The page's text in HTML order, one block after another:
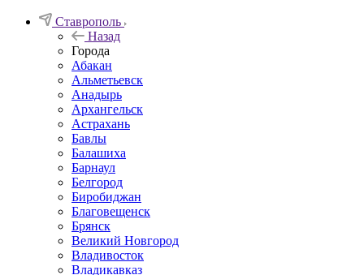
Ставрополь
Назад
Города
Абакан
Альметьевск
Анадырь
Архангельск
Астрахань
Бавлы
Балашиха
Барнаул
Белгород
Биробиджан
Благовещенск
Брянск
Великий Новгород
Владивосток
Владикавказ